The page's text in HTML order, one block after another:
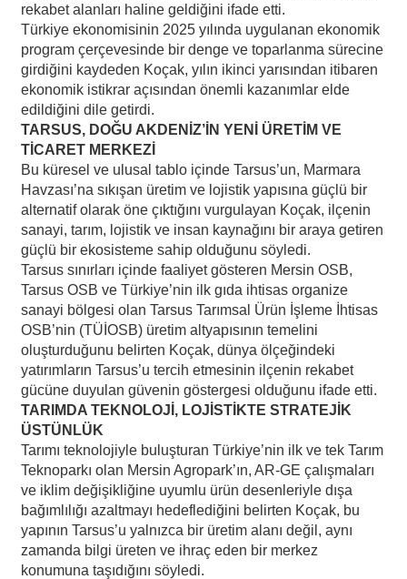
rekabet alanları haline geldiğini ifade etti.
Türkiye ekonomisinin 2025 yılında uygulanan ekonomik
program çerçevesinde bir denge ve toparlanma sürecine
girdiğini kaydeden Koçak, yılın ikinci yarısından itibaren
ekonomik istikrar açısından önemli kazanımlar elde
edildiğini dile getirdi.
TARSUS, DOĞU AKDENİZ’İN YENİ ÜRETİM VE
TİCARET MERKEZİ
Bu küresel ve ulusal tablo içinde Tarsus’un, Marmara
Havzası’na sıkışan üretim ve lojistik yapısına güçlü bir
alternatif olarak öne çıktığını vurgulayan Koçak, ilçenin
sanayi, tarım, lojistik ve insan kaynağını bir araya getiren
güçlü bir ekosisteme sahip olduğunu söyledi.
Tarsus sınırları içinde faaliyet gösteren Mersin OSB,
Tarsus OSB ve Türkiye’nin ilk gıda ihtisas organize
sanayi bölgesi olan Tarsus Tarımsal Ürün İşleme İhtisas
OSB’nin (TÜİOSB) üretim altyapısının temelini
oluşturduğunu belirten Koçak, dünya ölçeğindeki
yatırımların Tarsus’u tercih etmesinin ilçenin rekabet
gücüne duyulan güvenin göstergesi olduğunu ifade etti.
TARIMDA TEKNOLOJİ, LOJİSTİKTE STRATEJİK
ÜSTÜNLÜK
Tarımı teknolojiyle buluşturan Türkiye’nin ilk ve tek Tarım
Teknoparkı olan Mersin Agropark’ın, AR-GE çalışmaları
ve iklim değişikliğine uyumlu ürün desenleriyle dışa
bağımlılığı azaltmayı hedeflediğini belirten Koçak, bu
yapının Tarsus’u yalnızca bir üretim alanı değil, aynı
zamanda bilgi üreten ve ihraç eden bir merkez
konumuna taşıdığını söyledi.